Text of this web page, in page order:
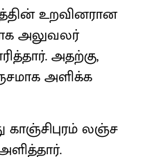
உறவினரான
அலுவலர்
அதற்கு,
அளிக்க
காஞ்சிபுரம் லஞ்ச